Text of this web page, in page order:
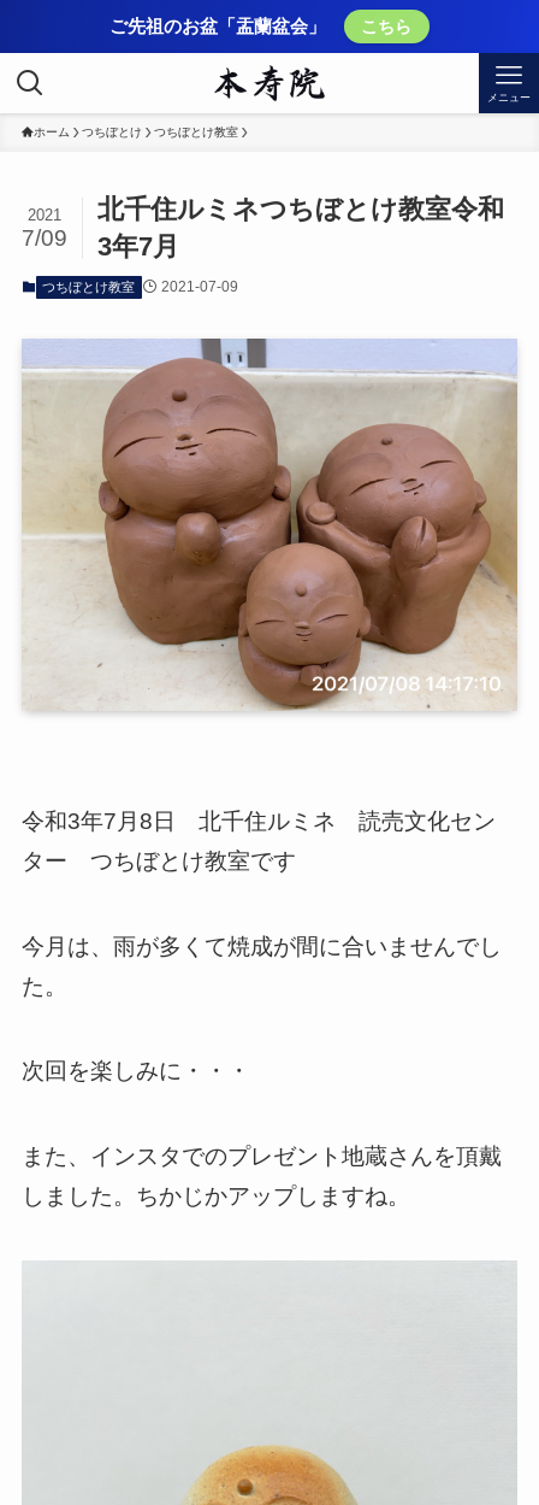
ご先祖のお盆「盂蘭盆会」 こちら
メニュー
ホーム つちぼとけ つちぼとけ教室
北千住ルミネつちぼとけ教室令和
3年7月
2021
7/09
つちぼとけ教室 2021-07-09
令和3年7月8日 北千住ルミネ 読売文化セン
ター つちぼとけ教室です
今月は、雨が多くて焼成が間に合いませんでし
た。
次回を楽しみに・・・
また、インスタでのプレゼント地蔵さんを頂戴
しました。ちかじかアップしますね。